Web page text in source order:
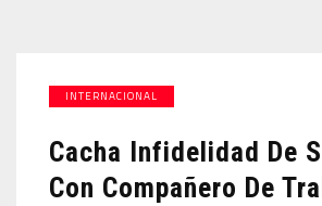
INTERNACIONAL
Cacha Infidelidad De
Con Compañero De